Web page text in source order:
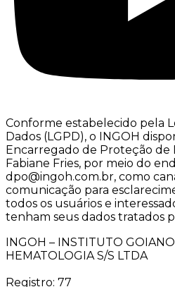
Conforme estabelecido pela
Dados (LGPD), o INGOH
Encarregado de Proteção de
Fabiane Fries, por meio do
dpo@ingoh.com.br, como
comunicação para
todos os usuários e
tenham seus dados tratados
INGOH – INSTITUTO
HEMATOLOGIA S/S LTDA
Registro: 77